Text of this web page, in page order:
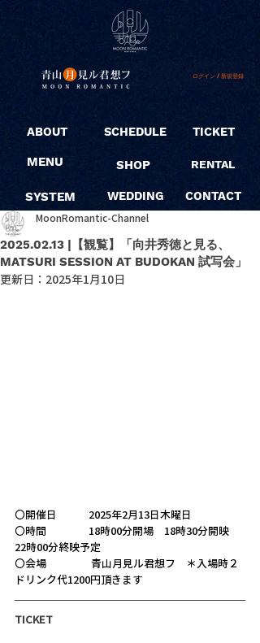
ログイン / 新規登録
ABOUT
MENU
SYSTEM
SCHEDULE
SHOP
WEDDING
TICKET
RENTAL
CONTACT
2025.02.13 |【観覧】「向井秀徳と見る、
MATSURI SESSION AT BUDOKAN 試写会」
MoonRomantic-Channel
更新日： 2025年1月10日
〇開催日　　　2025年2月13日木曜日
〇時間　　　　18時00分開場　18時30分開映
22時00分終映予定
〇会場　　　　 青山月見ル君想フ　＊入場時２
ドリンク代1200円頂きます
TICKET